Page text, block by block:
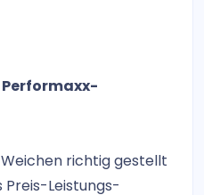
richtig gestellt
Preis-Leistungs-